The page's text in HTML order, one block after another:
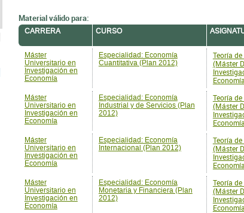
Material válido para:
CARRERA CURSO
Máster
Universitario en
Investigación en
Economía
Especialidad: Economía
Cuantitativa (Plan 2012)
Teoría
(Máster
Máster
Universitario en
Investigación en
Economía
Especialidad: Economía
Industrial y de Servicios (Plan
2012)
Teoría
(Máster
Máster
Universitario en
Investigación en
Economía
Especialidad: Economía
Internacional (Plan 2012)
Teoría
(Máster
Máster
Universitario en
Investigación en
Economía
Especialidad: Economía
Monetaria y Financiera (Plan
2012)
Teoría
(Máster